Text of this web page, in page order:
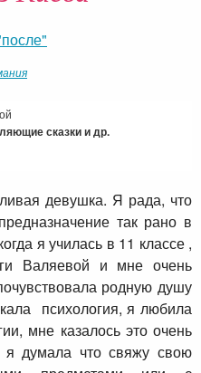
сказки и др.
девушка. Я рада, что
так рано в
я училась в 11 классе ,
Валяевой и мне очень
родную душу
психология, я любила
мне казалось это очень
думала что свяжу свою